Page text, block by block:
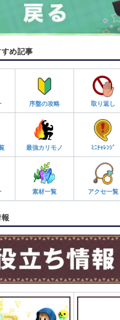
め記事
序盤の攻略 取り返し
最強カリモノ ﾐﾆﾁｬﾚﾝｼﾞ
素材一覧 アクセ一覧